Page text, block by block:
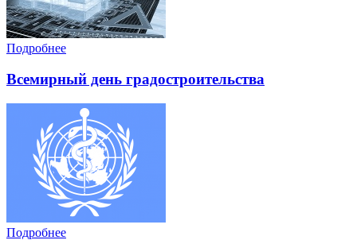
Подробнее
Всемирный день градостроительства
Подробнее